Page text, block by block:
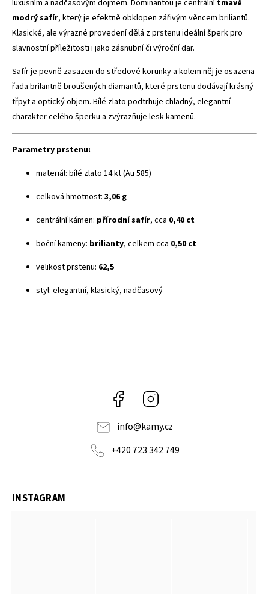
luxusním a nadčasovým dojmem. Dominantou je centrálnítmavě
modrý safír, který je efektně obklopen zářivým věncem briliantů.
Klasické, ale výrazné provedení dělá z prstenu ideální šperk pro
slavnostní příležitosti i jako zásnubní či výroční dar.
Safír je pevně zasazen do středové korunky a kolem něj je osazena
řada brilantně broušených diamantů, které prstenu dodávají krásný
třpyt a optický objem. Bílé zlato podtrhuje chladný, elegantní
charakter celého šperku a zvýrazňuje lesk kamenů.
Parametry prstenu:
materiál: bílé zlato 14 kt (Au 585)
celková hmotnost: 3,06 g
centrální kámen: přírodní safír, cca 0,40 ct
boční kameny: brilianty, celkem cca 0,50 ct
velikost prstenu: 62,5
styl: elegantní, klasický, nadčasový
Facebook
info@kamy.cz
+420 723 342 749
INSTAGRAM